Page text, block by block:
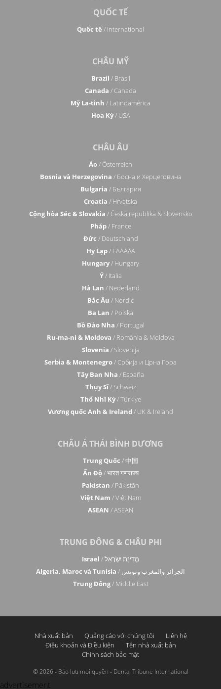
QUỐC TẾ
Quốc tế/ International
CHÂU MỸ
Brazil / Brasil
Canada / Canada
Mỹ La-tinh / Latinoamérica
Hoa Kỳ/ USA
CHÂU ÂU
Áo/ Österreich
Bosnia và Herzegovina / Босна и Херцеговина
Bulgaria / България
Croatia / Hrvatska
Cộng hòa Séc & Slovakia / Česká republika & Slovensko
Pháp/ France
Đức / Deutschland
Hy Lạp/ ΕΛΛΑΔΑ
Hungary/ Hungary
Ý/ Italia
Hà Lan / Nederland
Bắc Âu / Nordic
Ba Lan / Polska
Bồ Đào Nha / Portugal
Ru-ma-ni & Moldova / România & Moldova
Slovenia / Slovenija
Serbia & Montenegro/ Србија и Црна Гора
Tây Ban Nha / España
Thụy Sĩ/ Schweiz
Thổ Nhĩ Kỳ/ Türkiye
Vương quốc Anh & Ireland / UK & Ireland
CHÂU Á THÁI BÌNH DƯƠNG
Trung Quốc / 中国
Ấn Độ/ भारत गणराज्य
Pakistan / Pākistān
Việt Nam / Việt Nam
ASEAN / ASEAN
TRUNG ĐÔNG & CHÂU PHI
Israel
/ מְדִינַת יִשְׂרָאֵל
Algeria, Maroc và Tunisia
/ الجزائر والمغرب وتونس
Trung Đông/ Middle East
Nhà xuất bản Quảng cáo với chúng tôi
Liên hệ
Điều khoản và Điều kiện
Tên nhà xuất bản
Chính sách bảo mật
© 2026 - Bảo lưu mọi quyền - Dental Tribune International
advertisement